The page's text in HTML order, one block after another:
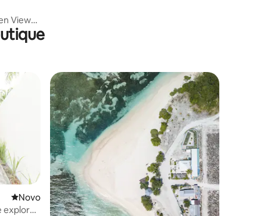
View
Novo lugar para ficar
Novo
explore